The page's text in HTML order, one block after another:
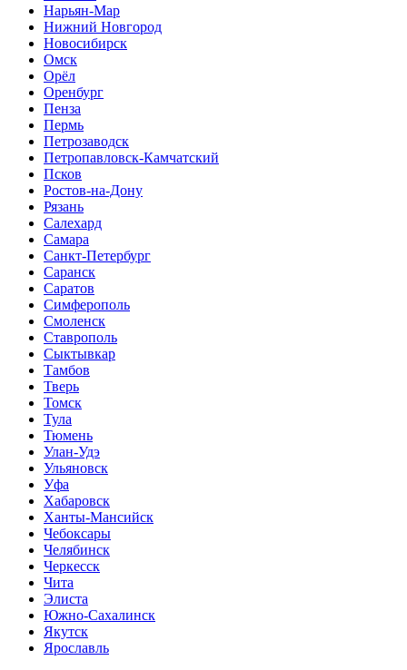
Нарьян-Мар
Нижний Новгород
Новосибирск
Омск
Орёл
Оренбург
Пенза
Пермь
Петрозаводск
Петропавловск-Камчатский
Псков
Ростов-на-Дону
Рязань
Салехард
Самара
Санкт-Петербург
Саранск
Саратов
Симферополь
Смоленск
Ставрополь
Сыктывкар
Тамбов
Тверь
Томск
Тула
Тюмень
Улан-Удэ
Ульяновск
Уфа
Хабаровск
Ханты-Мансийск
Чебоксары
Челябинск
Черкесск
Чита
Элиста
Южно-Сахалинск
Якутск
Ярославль